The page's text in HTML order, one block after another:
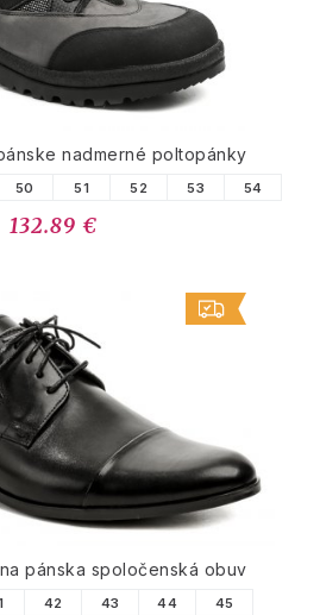
nadmerné poltopánky
50 51 52 53 54
132.89 €
pánska spoločenská obuv
42 43 44 45